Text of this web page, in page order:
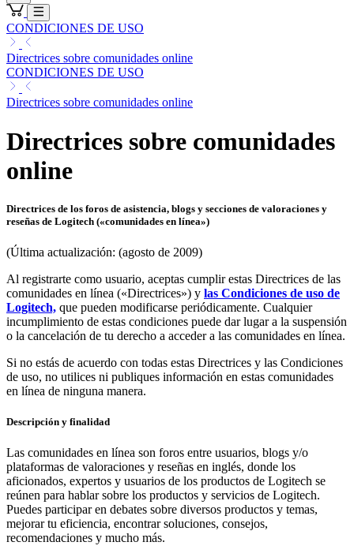
CONDICIONES DE USO
Directrices sobre comunidades online
CONDICIONES DE USO
Directrices sobre comunidades online
Directrices sobre comunidades
online
Directrices de los foros de asistencia, blogs y secciones de valoraciones y
reseñas de Logitech («comunidades en línea»)
(Última actualización: (agosto de 2009)
Al registrarte como usuario, aceptas cumplir estas Directrices de las
comunidades en línea («Directrices») y las Condiciones de uso de
Logitech, que pueden modificarse periódicamente. Cualquier
incumplimiento de estas condiciones puede dar lugar a la suspensión
o la cancelación de tu derecho a acceder a las comunidades en línea.
Si no estás de acuerdo con todas estas Directrices y las Condiciones
de uso, no utilices ni publiques información en estas comunidades
en línea de ninguna manera.
Descripción y finalidad
Las comunidades en línea son foros entre usuarios, blogs y/o
plataformas de valoraciones y reseñas en inglés, donde los
aficionados, expertos y usuarios de los productos de Logitech se
reúnen para hablar sobre los productos y servicios de Logitech.
Puedes participar en debates sobre diversos productos y temas,
mejorar tu eficiencia, encontrar soluciones, consejos,
recomendaciones y mucho más.